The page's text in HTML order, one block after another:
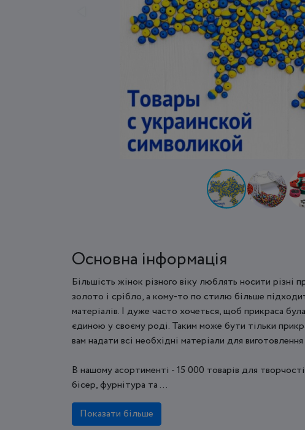
Основна інформація
Більшість жінок різного віку люблять носити різні
золото і срібло, а кому-то по стилю більше
матеріалів. І дуже часто хочеться, щоб прикраса
єдиною у своєму роді. Таким може бути тільки
вам надати всі необхідні матеріали для
В нашому асортименті - 15 000 товарів для
бісер, фурнітура та ...
Показати більше